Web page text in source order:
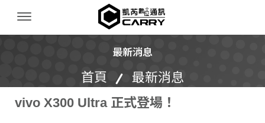
凱芮數位通訊｜iPhone 收購｜二手機買賣
最新消息
首頁
最新消息
vivo X300 Ultra 正式登場！